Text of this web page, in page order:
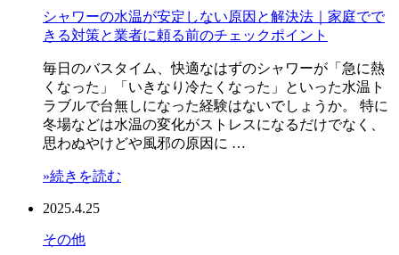
シャワーの水温が安定しない原因と解決法｜家庭でで
きる対策と業者に頼る前のチェックポイント
毎日のバスタイム、快適なはずのシャワーが「急に熱
くなった」「いきなり冷たくなった」といった水温ト
ラブルで台無しになった経験はないでしょうか。 特に
冬場などは水温の変化がストレスになるだけでなく、
思わぬやけどや風邪の原因に …
»続きを読む
2025.4.25
その他